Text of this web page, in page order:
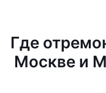
Где
Москве и